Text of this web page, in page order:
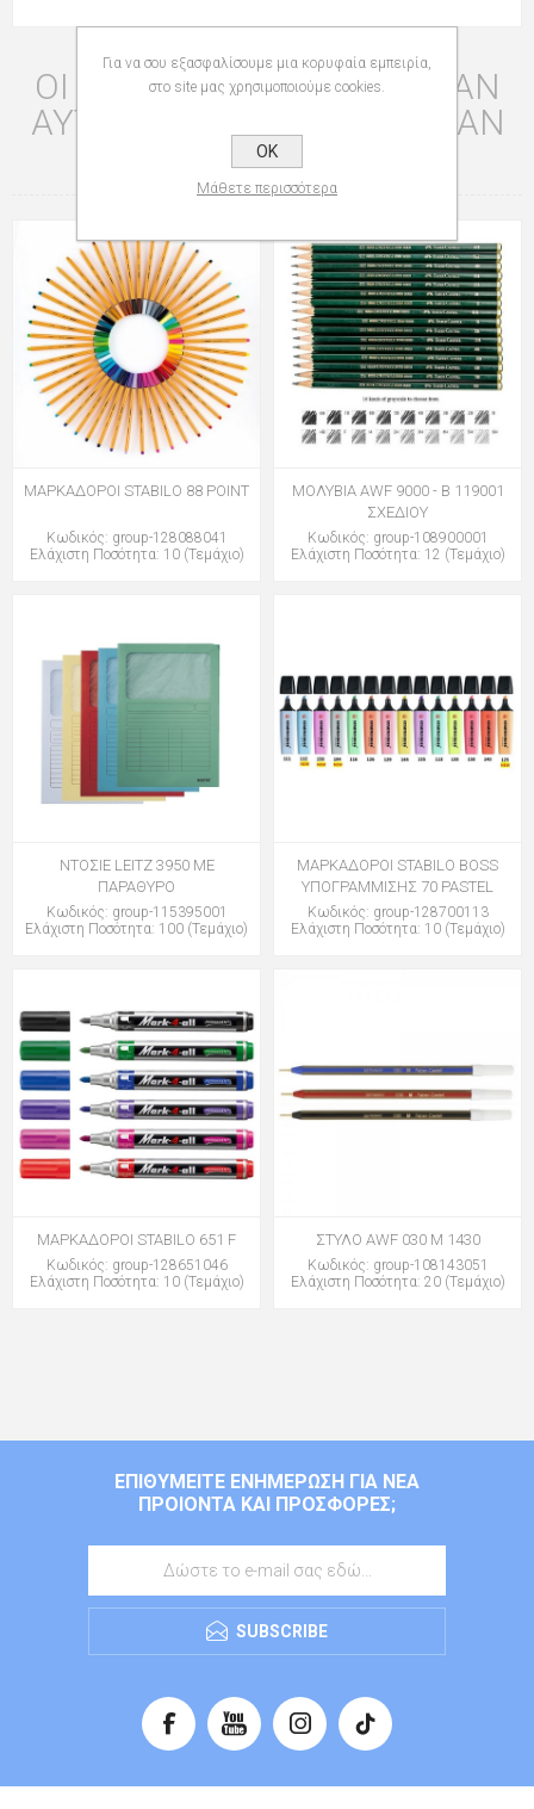
ΟΙ ΠΕΛΆΤΕΣ ΠΟΥ ΑΓΌΡΑΣΑΝ
ΑΥΤΌ ΤΟ ΠΡΟΪΌΝ ΑΓΌΡΑΣΑΝ
ΕΠΊΣΗΣ
ΜΑΡΚΑΔΟΡΟΙ STABILO 88 POINT
Κωδικός: group-128088041
Ελάχιστη Ποσότητα: 10 (Τεμάχιο)
ΜΟΛΥΒΙΑ AWF 9000 - B 119001
ΣΧΕΔΙΟΥ
Κωδικός: group-108900001
Ελάχιστη Ποσότητα: 12 (Τεμάχιο)
ΝΤΟΣΙΕ LEITZ 3950 ΜΕ
ΠΑΡΑΘΥΡΟ
Κωδικός: group-115395001
Ελάχιστη Ποσότητα: 100 (Τεμάχιο)
ΜΑΡΚΑΔΟΡΟΙ STABILO BOSS
ΥΠΟΓΡΑΜΜΙΣΗΣ 70 PASTEL
Κωδικός: group-128700113
Ελάχιστη Ποσότητα: 10 (Τεμάχιο)
ΜΑΡΚΑΔΟΡΟΙ STABILO 651 F
Κωδικός: group-128651046
Ελάχιστη Ποσότητα: 10 (Τεμάχιο)
ΣΤΥΛΟ AWF 030 M 1430
Κωδικός: group-108143051
Ελάχιστη Ποσότητα: 20 (Τεμάχιο)
ΕΠΙΘΥΜΕΊΤΕ ΕΝΗΜΈΡΩΣΗ ΓΙΑ ΝΈΑ
ΠΡΟΙΌΝΤΑ ΚΑΙ ΠΡΟΣΦΟΡΈΣ;
SUBSCRIBE
Για να σου εξασφαλίσουμε μια κορυφαία εμπειρία,
στο site μας χρησιμοποιούμε cookies.
OK
Μάθετε περισσότερα